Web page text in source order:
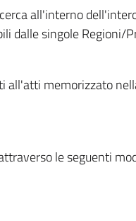
all'interno
dalle singole Regioni/
all'atti memorizzato
le seguenti